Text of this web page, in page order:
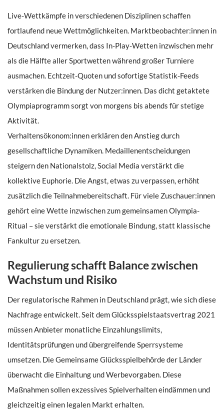
Live-Wettkämpfe in verschiedenen Disziplinen schaffen
fortlaufend neue Wettmöglichkeiten. Marktbeobachter:innen in
Deutschland vermerken, dass In-Play-Wetten inzwischen mehr
als die Hälfte aller Sportwetten während großer Turniere
ausmachen. Echtzeit-Quoten und sofortige Statistik-Feeds
verstärken die Bindung der Nutzer:innen. Das dicht getaktete
Olympiaprogramm sorgt von morgens bis abends für stetige
Aktivität.
Verhaltensökonom:innen erklären den Anstieg durch
gesellschaftliche Dynamiken. Medaillenentscheidungen
steigern den Nationalstolz, Social Media verstärkt die
kollektive Euphorie. Die Angst, etwas zu verpassen, erhöht
zusätzlich die Teilnahmebereitschaft. Für viele Zuschauer:innen
gehört eine Wette inzwischen zum gemeinsamen Olympia-
Ritual – sie verstärkt die emotionale Bindung, statt klassische
Fankultur zu ersetzen.
Regulierung schafft Balance zwischen
Wachstum und Risiko
Der regulatorische Rahmen in Deutschland prägt, wie sich diese
Nachfrage entwickelt. Seit dem Glücksspielstaatsvertrag 2021
müssen Anbieter monatliche Einzahlungslimits,
Identitätsprüfungen und übergreifende Sperrsysteme
umsetzen. Die Gemeinsame Glücksspielbehörde der Länder
überwacht die Einhaltung und Werbevorgaben. Diese
Maßnahmen sollen exzessives Spielverhalten eindämmen und
gleichzeitig einen legalen Markt erhalten.